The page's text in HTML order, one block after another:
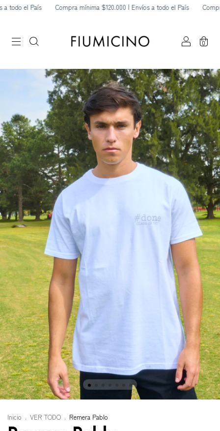
Compra mínima $120.000 | Envíos a todo el País Compra mínima
0
Inicio . VER TODO . Remera Pablo